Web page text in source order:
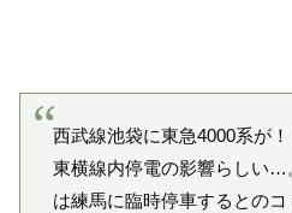
西武線池袋に東急4000系が！
東横線内停電の影響らしい…
は練馬に臨時停車するとのコ